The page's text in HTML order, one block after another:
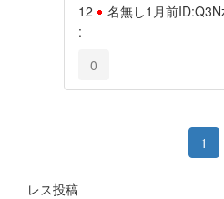
12 名無し1月前
:
0
1
レス投稿